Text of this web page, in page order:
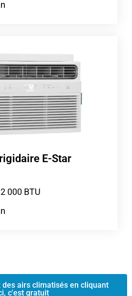
E-Star
000 BTU
airs climatisés en cliquant
c'est gratuit